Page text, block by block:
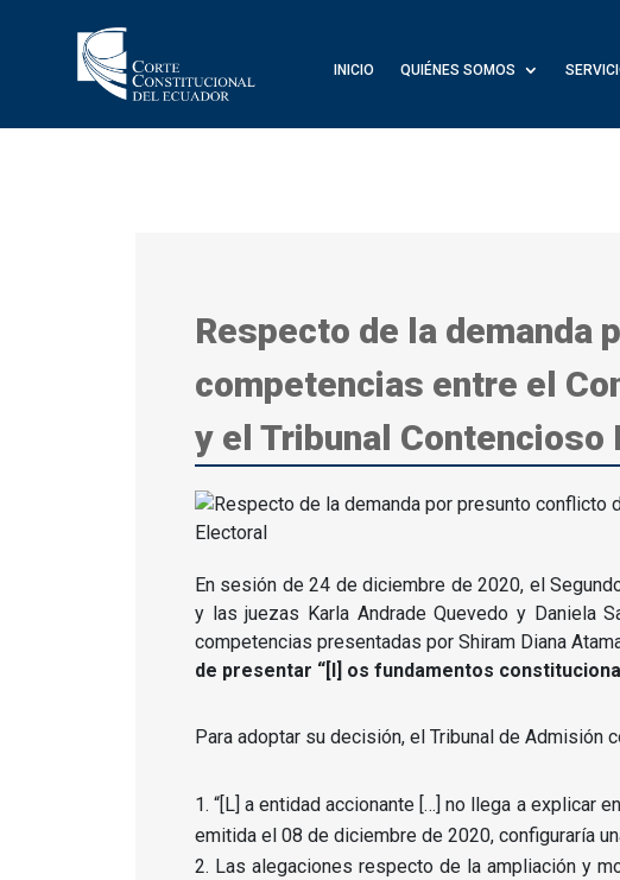
INICIO QUIÉNES SOMOS
Respecto de la demanda
competencias entre el
y el Tribunal Contencioso
En sesión de 24 de diciembre de 2020, el
y las juezas Karla Andrade Quevedo y Daniela
competencias presentadas por Shiram Diana
de presentar “[l] os fundamentos
Para adoptar su decisión, el Tribunal de Admisión
“[L] a entidad accionante […] no llega a explicar
emitida el 08 de diciembre de 2020, configuraría
Las alegaciones respecto de la ampliación y